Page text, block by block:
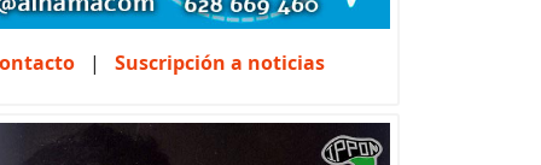
| Suscripción a noticias